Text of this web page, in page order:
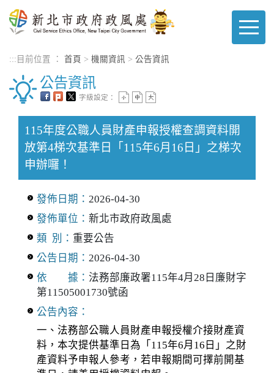
進入內容區塊
::: 目前位置 ： 首頁 > 機關資訊 > 公告資訊
公告資訊
字級設定：
115年度公職人員財產申報授權查調資料開
放第4梯次基準日「115年6月16日」之梯次
申辦囉！
發佈日期： 2026-04-30
發佈單位： 新北市政府政風處
類 別： 重要公告
公告日期： 2026-04-30
依 據： 法務部廉政署115年4月28日廉財字
第11505001730號函
公告內容：
一、法務部公職人員財產申報授權介接財產資
料，本次提供基準日為「115年6月16日」之財
產資料予申報人參考，若申報期間可擇前開基